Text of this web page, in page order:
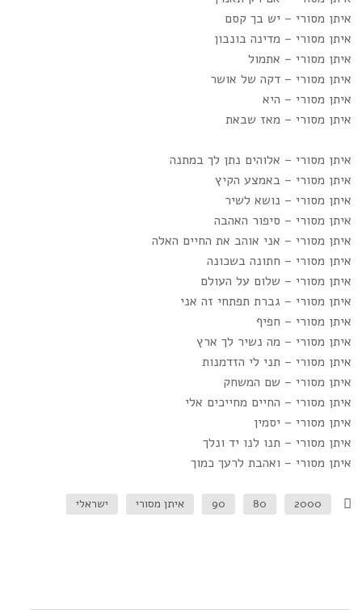
איתן מסורי – יש בך קסם
איתן מסורי – מדינה בונבון
איתן מסורי – אתמול
איתן מסורי – דקה של אושר
איתן מסורי – היא
איתן מסורי – מאז שבאת
איתן מסורי – אלוהים נתן לך במתנה
איתן מסורי – באמצע הקיץ
איתן מסורי – נושא לשיר
איתן מסורי – סיפור האהבה
איתן מסורי – אני אוהב את החיים האלה
איתן מסורי – חתונה בשכונה
איתן מסורי – שלום על העולם
איתן מסורי – גברת תפתחי זה אני
איתן מסורי – חפיף
איתן מסורי – מה נשיר לך ארץ
איתן מסורי – תני לי הזדמנות
איתן מסורי – שם המשחק
איתן מסורי – החיים מחייכים אלי
איתן מסורי – יסמין
איתן מסורי – תנו לנו יד ונלך
איתן מסורי – ואהבת לרעך כמוך
2000
80
90 איתן מסורי ישראלי